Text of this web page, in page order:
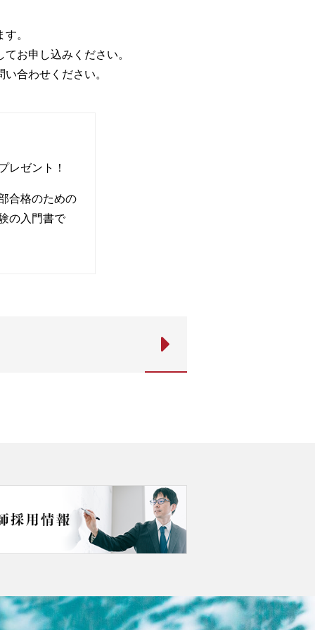
。
お申し込みください。
合わせください。
レゼント！
合格のための
の入門書で